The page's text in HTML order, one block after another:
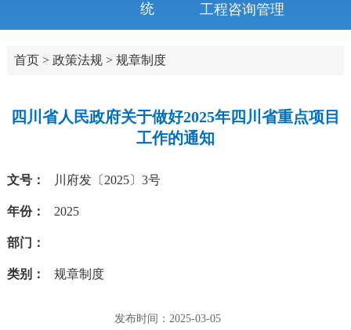
统 工程咨询管理
首页> 政策法规> 规章制度
四川省人民政府关于做好2025年四川省重点项目
工作的通知
文号： 川府发〔2025〕3号
年份： 2025
部门：
类别： 规章制度
发布时间：2025-03-05